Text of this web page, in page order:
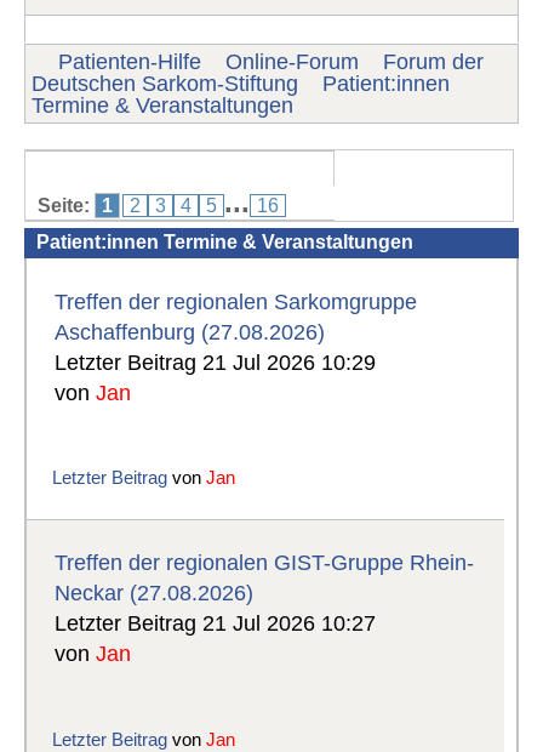
Patienten-Hilfe Online-Forum
Forum der
Deutschen Sarkom-Stiftung
Patient:innen
Termine & Veranstaltungen
Seite: 1 2 3 4 5 ... 16
Patient:innen Termine & Veranstaltungen
Treffen der regionalen Sarkomgruppe
Aschaffenburg (27.08.2026)
Letzter Beitrag 21 Jul 2026 10:29
vonJan
Letzter Beitrag vonJan
Treffen der regionalen GIST-Gruppe Rhein-
Neckar (27.08.2026)
Letzter Beitrag 21 Jul 2026 10:27
vonJan
Letzter Beitrag vonJan